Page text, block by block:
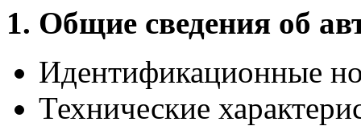
1. Общие сведения об
Идентификационные
Технические